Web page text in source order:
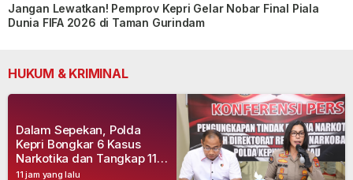
Jangan Lewatkan! Pemprov Kepri Gelar Nobar Final Piala
Dunia FIFA 2026 di Taman Gurindam
HUKUM & KRIMINAL
11 jam yang lalu
Dalam Sepekan, Polda
Kepri Bongkar 6 Kasus
Narkotika dan Tangkap 11
Tersangka